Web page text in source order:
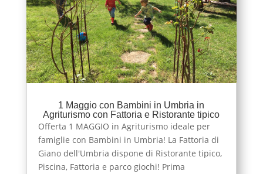
1 Maggio con Bambini in Umbria in
Agriturismo con Fattoria e Ristorante tipico
Offerta 1 MAGGIO in Agriturismo ideale per
famiglie con Bambini in Umbria! La Fattoria di
Giano dell'Umbria dispone di Ristorante tipico,
Piscina, Fattoria e parco giochi! Prima